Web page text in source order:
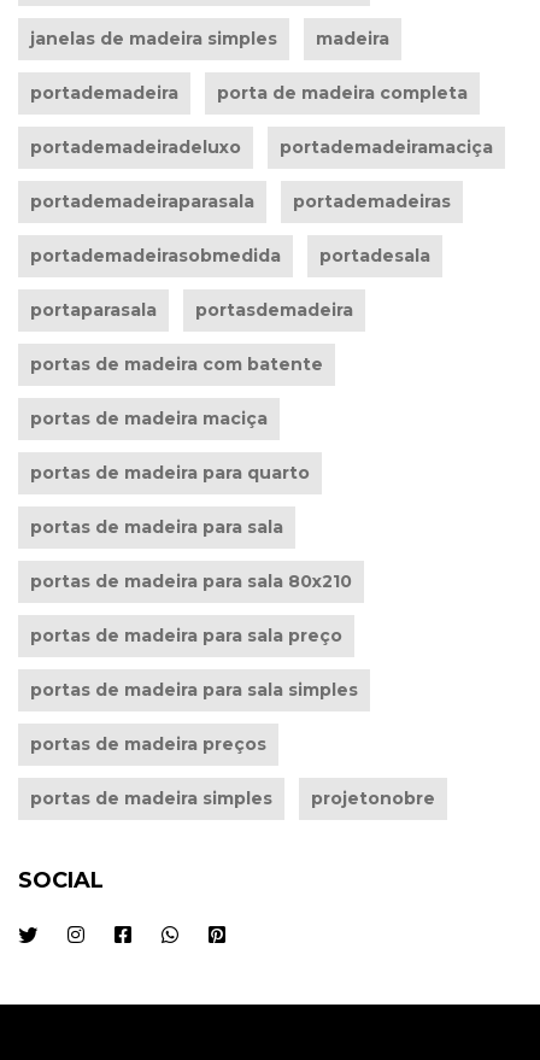
janelas de madeira simples madeira
portademadeira porta de madeira completa
portademadeiradeluxo portademadeiramaciça
portademadeiraparasala portademadeiras
portademadeirasobmedida portadesala
portaparasala portasdemadeira
portas de madeira com batente
portas de madeira maciça
portas de madeira para quarto
portas de madeira para sala
portas de madeira para sala 80x210
portas de madeira para sala preço
portas de madeira para sala simples
portas de madeira preços
portas de madeira simples projetonobre
SOCIAL